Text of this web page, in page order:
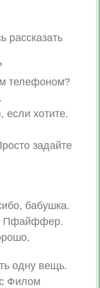
рассказать
телефоном?
если хотите.
задайте
бабушка.
Пфайффер.
одну вещь.
Филом